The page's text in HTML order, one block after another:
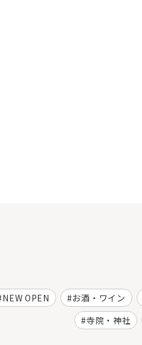
NEW OPEN お酒・ワイン
寺院・神社